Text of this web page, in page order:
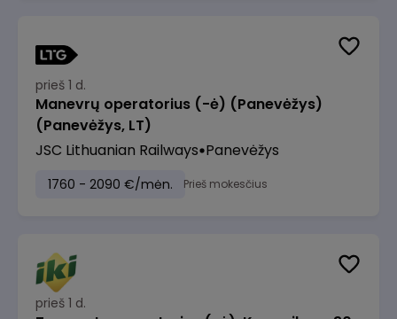
prieš 1 d.
Manevrų operatorius (-ė) (Panevėžys)
(Panevėžys, LT)
JSC Lithuanian Railways Panevėžys
1760 - 2090 €/mėn. Prieš mokesčius
prieš 1 d.